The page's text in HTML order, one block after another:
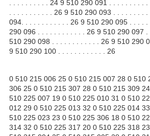
0 510 215 006 25 0 510 215 007 28 0 510
306 25 0 510 215 307 28 0 510 215 309
510 225 007 19 0 510 225 010 31 0 510
012 29 0 510 225 013 32 0 510 225 014
510 225 023 23 0 510 225 306 18 0 510
314 32 0 510 225 317 20 0 510 225 318